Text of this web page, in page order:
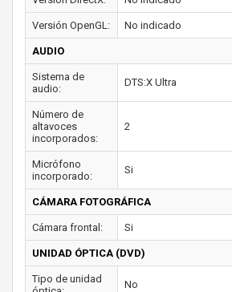
Versión OpenGL: No indicado
AUDIO
Sistema de
audio:
DTS:X Ultra
Número de
altavoces
incorporados:
2
Micrófono
incorporado:
Si
CÁMARA FOTOGRÁFICA
Cámara frontal: Si
UNIDAD ÓPTICA (DVD)
Tipo de unidad
No